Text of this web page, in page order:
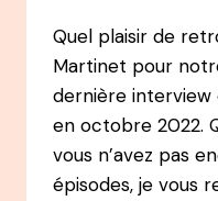
Quel plaisir de
Martinet pour
dernière interview
en octobre 2022.
vous n’avez pas
épisodes, je vous